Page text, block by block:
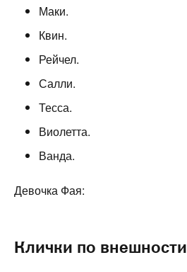
Маки.
Квин.
Рейчел.
Салли.
Тесса.
Виолетта.
Ванда.
Девочка Фая:
Клички по внешности